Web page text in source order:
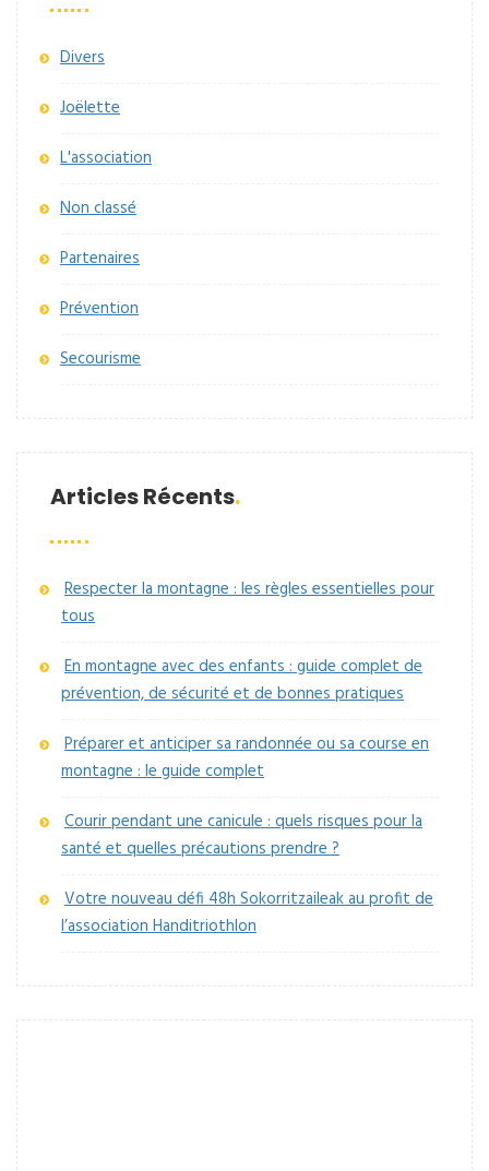
Divers
Joëlette
L'association
Non classé
Partenaires
Prévention
Secourisme
Articles Récents
Respecter la montagne : les règles essentielles pour
tous
En montagne avec des enfants : guide complet de
prévention, de sécurité et de bonnes pratiques
Préparer et anticiper sa randonnée ou sa course en
montagne : le guide complet
Courir pendant une canicule : quels risques pour la
santé et quelles précautions prendre ?
Votre nouveau défi 48h Sokorritzaileak au profit de
l’association Handitriothlon